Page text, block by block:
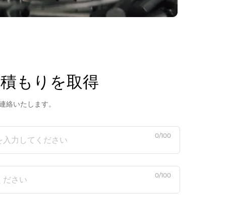
もりを取得
絡いたします。
0/100
0/100